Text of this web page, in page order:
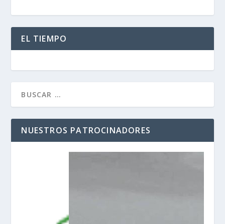
EL TIEMPO
NUESTROS PATROCINADORES